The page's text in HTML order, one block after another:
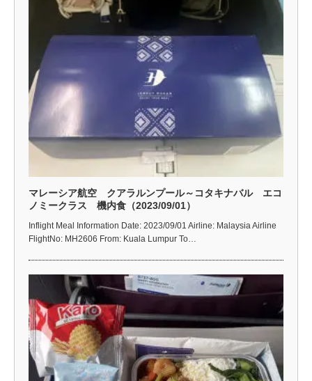
マレーシア航空 クアラルンプール～コタキナバル エコ
ノミークラス 機内食（2023/09/01）
Inflight Meal Information Date: 2023/09/01 Airline: Malaysia Airline
FlightNo: MH2606 From: Kuala Lumpur To…